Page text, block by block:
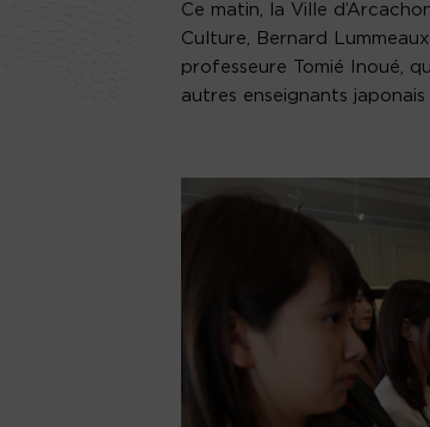
Ce matin, la Ville
Culture, Bernard
professeure Tomié Inoué,
autres enseignants